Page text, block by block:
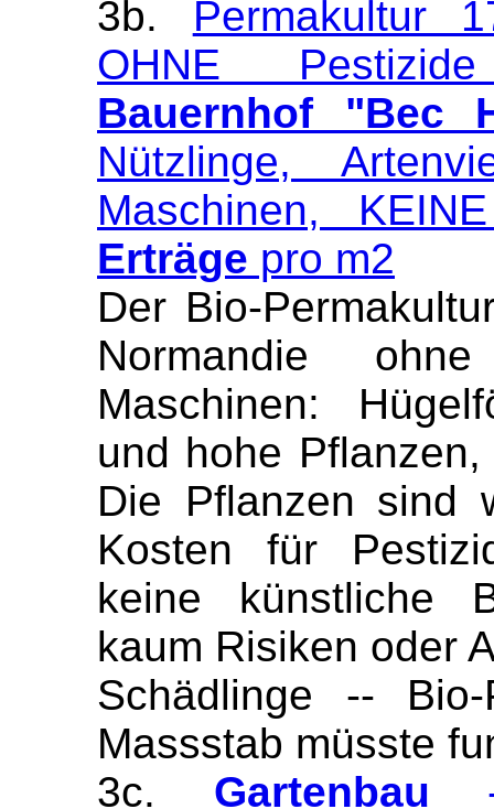
3b. Permakultur
OHNE
Bauernhof "Bec
Nützlinge,
Maschinen,
Erträge pro m2
Der Bio-
Normandie
Maschinen:
und hohe
Die Pflanzen sind
Kosten für
keine künstliche
kaum Risiken oder
Schädlinge --
Massstab müsste
3c. Gartenbau -